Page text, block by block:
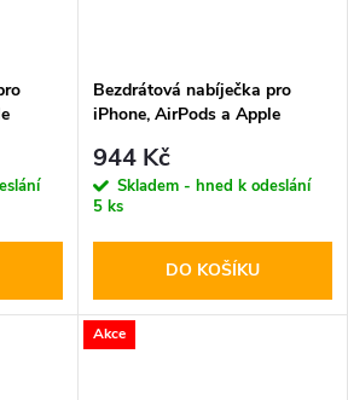
Bezdrátová nabíječka pro
iPhone, AirPods a Apple
A42 MagSafe Space Gray
944 Kč
Skladem - hned k odeslání
5 ks
DO KOŠÍKU
Akce